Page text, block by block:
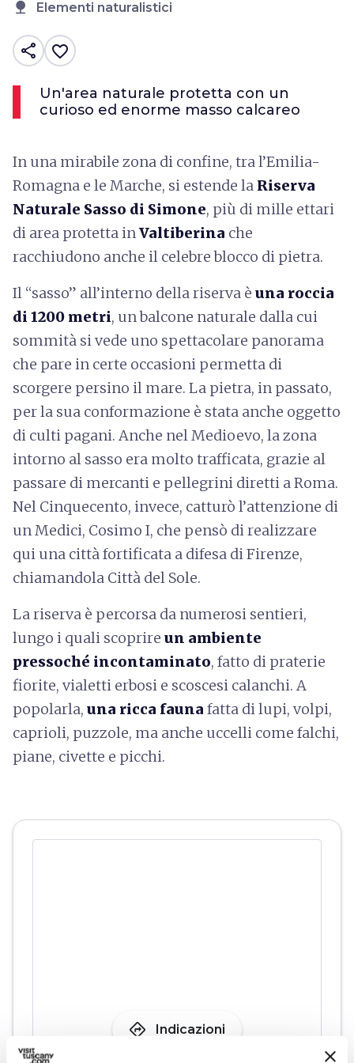
nature Elementi naturalistici
share favorite_border
Un'area naturale protetta con un
curioso ed enorme masso calcareo
In una mirabile zona di confine, tra l’Emilia-
Romagna e le Marche, si estende la Riserva
Naturale Sasso di Simone, più di mille ettari
di area protetta inValtiberina che
racchiudono anche il celebre blocco di pietra.
Il “sasso” all’interno della riserva è una roccia
di 1200 metri, un balcone naturale dalla cui
sommità si vede uno spettacolare panorama
che pare in certe occasioni permetta di
scorgere persino il mare. La pietra, in passato,
per la sua conformazione è stata anche oggetto
di culti pagani. Anche nel Medioevo, la zona
intorno al sasso era molto trafficata, grazie al
passare di mercanti e pellegrini diretti a Roma.
Nel Cinquecento, invece, catturò l’attenzione di
un Medici, Cosimo I, che pensò di realizzare
qui una città fortificata a difesa di Firenze,
chiamandola Città del Sole.
La riserva è percorsa da numerosi sentieri,
lungo i quali scoprire un ambiente
pressoché incontaminato, fatto di praterie
fiorite, vialetti erbosi e scoscesi calanchi. A
popolarla, una ricca fauna fatta di lupi, volpi,
caprioli, puzzole, ma anche uccelli come falchi,
piane, civette e picchi.
directions Indicazioni